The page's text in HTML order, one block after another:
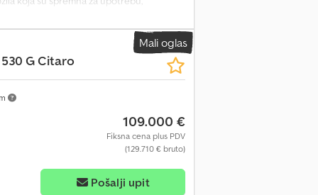
dokumentaciju za registraciju
poljski, ruski) Dedpfoyr U R Tsx
Mali oglas
G Citaro
109.000 €
Fiksna cena plus PDV
(129.710 € bruto)
Pošalji upit